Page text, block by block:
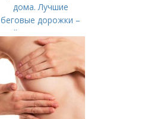
дома. Лучшие
беговые дорожки –
рейтинг 2020 года